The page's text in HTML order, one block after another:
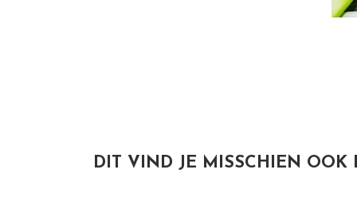
DIT VIND JE MISSCHIEN OOK